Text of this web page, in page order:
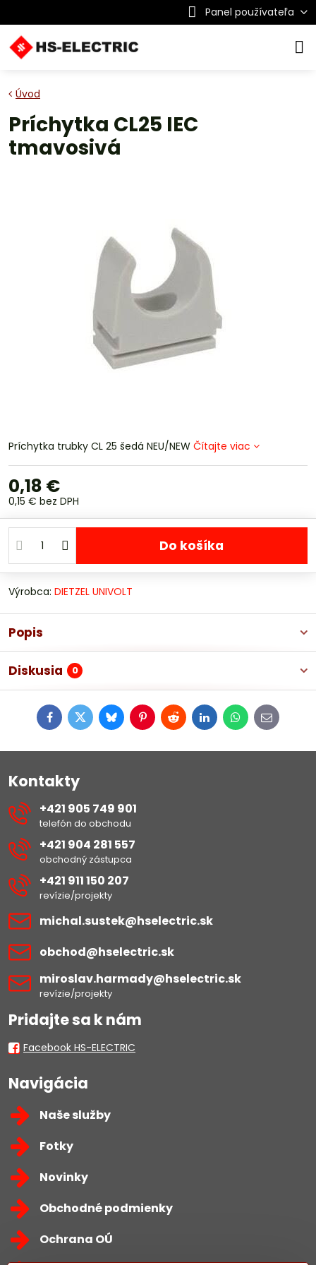
Panel používateľa
Úvod
Príchytka CL25 IEC
tmavosivá
Príchytka trubky CL 25 šedá NEU/NEW Čítajte viac
0,18 €
0,15 € bez DPH
Do košíka
Výrobca: DIETZEL UNIVOLT
Popis
Diskusia 0
FacebookTwitterBlueskyPinterestRedditLinkedInWhatsApp
E-
mail
Kontakty
+421 905 749 901
telefón do obchodu
+421 904 281 557
obchodný zástupca
+421 911 150 207
revízie/projekty
michal​.sustek​@hselectric​.sk
obchod​@hselectric​.sk
miroslav​.harmady​@hselectric​.sk
revízie/projekty
Pridajte sa k nám
Facebook HS-ELECTRIC
Navigácia
Naše služby
Fotky
Novinky
Obchodné podmienky
Ochrana OÚ